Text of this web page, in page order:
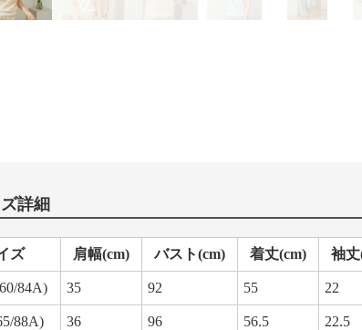
詳細
ズ 肩幅(cm) バスト(cm) 着丈(cm) 袖
84A) 35 92 55 22
88A) 36 96 56.5 22.5